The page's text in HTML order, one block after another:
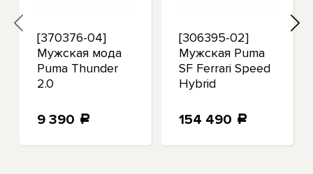
[370376-04]
Мужская мода
Puma Thunder
2.0
9 390 a
[306395-02]
Мужская Puma
SF Ferrari Speed
Hybrid
154 490 a